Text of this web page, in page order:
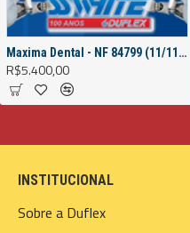
Maxima Dental - NF 84799 (11/11/2022)
R$5.400,00
INSTITUCIONAL
Sobre a Duflex